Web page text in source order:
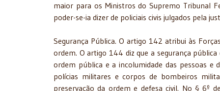
maior para os Ministros do Supremo Tribunal
poder-se-ia dizer de policiais civis julgados pela
Segurança Pública. O artigo 142 atribui às
ordem. O artigo 144 diz que a segurança
ordem pública e a incolumidade das pessoas
polícias militares e corpos de bombeiros
preservação da ordem e defesa civil. No § 6º